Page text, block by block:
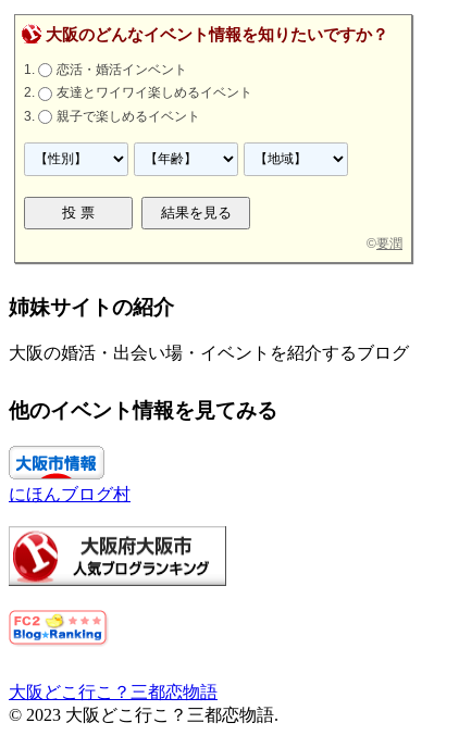
大阪のどんなイベント情報を知りたいですか？
恋活・婚活インベント
友達とワイワイ楽しめるイベント
親子で楽しめるイベント
©要潤
姉妹サイトの紹介
大阪の婚活・出会い場・イベントを紹介するブログ
他のイベント情報を見てみる
にほんブログ村
大阪どこ行こ？三都恋物語
© 2023 大阪どこ行こ？三都恋物語.